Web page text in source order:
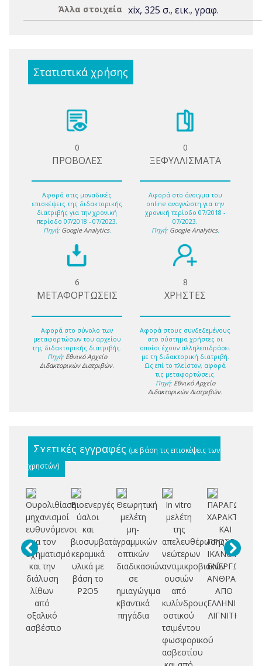
Άλλα στοιχεία xix, 325 σ., εικ., γραφ.
Στατιστικά χρήσης
0
ΠΡΟΒΟΛΕΣ
Αφορά στις μοναδικές
επισκέψεις της διδακτορικής
διατριβής για την χρονική
περίοδο 07/2018 - 07/2023.
Πηγή: Google Analytics.
0
ΞΕΦΥΛΛΙΣΜΑΤΑ
Αφορά στο άνοιγμα του
online αναγνώστη για την
χρονική περίοδο 07/2018 -
07/2023.
Πηγή: Google Analytics.
6
ΜΕΤΑΦΟΡΤΩΣΕΙΣ
Αφορά στο σύνολο των
μεταφορτώσων του αρχείου
της διδακτορικής διατριβής.
Πηγή: Εθνικό Αρχείο
Διδακτορικών Διατριβών.
8
ΧΡΗΣΤΕΣ
Αφορά στους συνδεδεμένους
στο σύστημα χρήστες οι
οποίοι έχουν αλληλεπιδράσει
με τη διδακτορική διατριβή.
Ως επί το πλείστον, αφορά
τις μεταφορτώσεις.
Πηγή: Εθνικό Αρχείο
Διδακτορικών Διατριβών.
Σχετικές εγγραφές (με βάση τις επισκέψεις των
χρηστών)
Ουρολιθίαση:
μηχανισμοί
ευθυνόμενοι
για τον
σχηματισμό
και την
διάλυση
λίθων
από
οξαλικό
ασβέστιο
Βιοενεργές
ύαλοι
και
βιοσυμβατά
κεραμικά
υλικά με
βάση το
P2O5
Θεωρητική
μελέτη
μη-
γραμμικών
οπτικών
διαδικασιών
σε
ημιαγώγιμα
κβαντικά
πηγάδια
In vitro
μελέτη
της
απελευθέρωσης
νεώτερων
αντιμικροβιακών
ουσιών
από
κυλίνδρους
οστικού
τσιμέντου
φωσφορικού
ασβεστίου
ΠΑΡΑΓΩΓΗ
ΚΑΙ
ΙΚΑΝΟΤΗΤΑ
ΕΝΕΡΓΩΝ
ΑΝΘΡΑΚΩΝ
ΑΠΟ
ΕΛΛΗΝΙΚΟ
ΛΙΓΝΙΤΗ